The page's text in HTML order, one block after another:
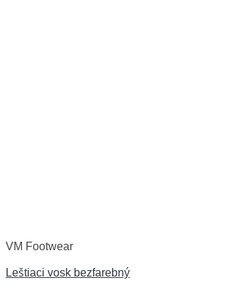
VM Footwear
Leštiaci vosk bezfarebný